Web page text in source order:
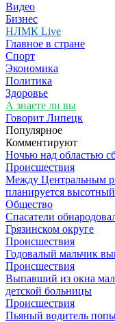
Видео
Бизнес
НЛМК Live
Главное в стране
Спорт
Экономика
Политика
Здоровье
А знаете ли вы
Говорит Липецк
Популярное
Комментируют
Ночью над областью
Происшествия
Между Центральным
планируется
Общество
Спасатели
Грязинском округе
Происшествия
Годовалый мальчик
Происшествия
Выпавший из окна
детской больницы
Происшествия
Пьяный водитель